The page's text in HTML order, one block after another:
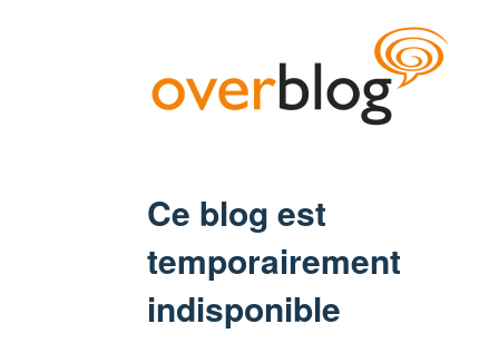
Ce blog est
temporairement
indisponible